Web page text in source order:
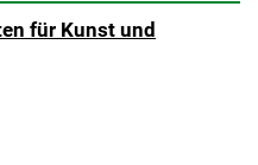
für Kunst und